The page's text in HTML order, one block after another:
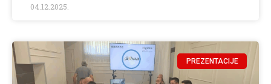
04.12.2025.
PREZENTACIJE